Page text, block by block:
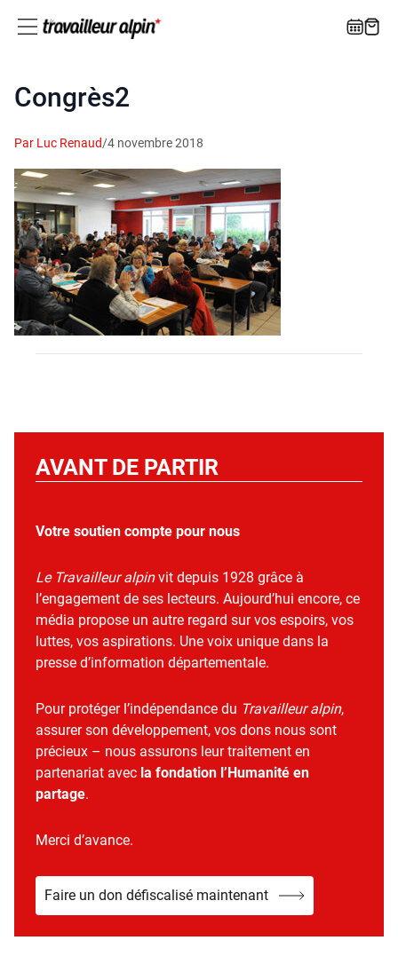
Congrès2
Par Luc Renaud/4 novembre 2018
AVANT DE PARTIR
Votre soutien compte pour nous
Le Travailleur alpinvit depuis 1928 grâce à
l’engagement de ses lecteurs. Aujourd’hui encore, ce
média propose un autre regard sur vos espoirs, vos
luttes, vos aspirations. Une voix unique dans la
presse d’information départementale.
Pour protéger l’indépendance du Travailleur alpin,
assurer son développement, vos dons nous sont
précieux – nous assurons leur traitement en
partenariat avec la fondation l’Humanité en
partage.
Merci d’avance.
Faire un don défiscalisé maintenant